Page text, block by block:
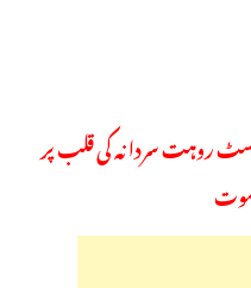
روہت سردانہ کی قلب پر